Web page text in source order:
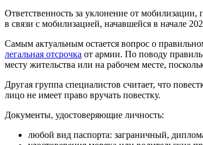
Ответственность за уклонение от мобилизации,
в связи с мобилизацией, начавшейся в начале
Самым актуальным остается вопрос о
легальная отсрочка от армии. По поводу
месту жительства или на рабочем месте,
Другая группа специалистов считает, что
лицо не имеет право вручать повестку.
Документы, удостоверяющие личность:
любой вид паспорта: заграничный,